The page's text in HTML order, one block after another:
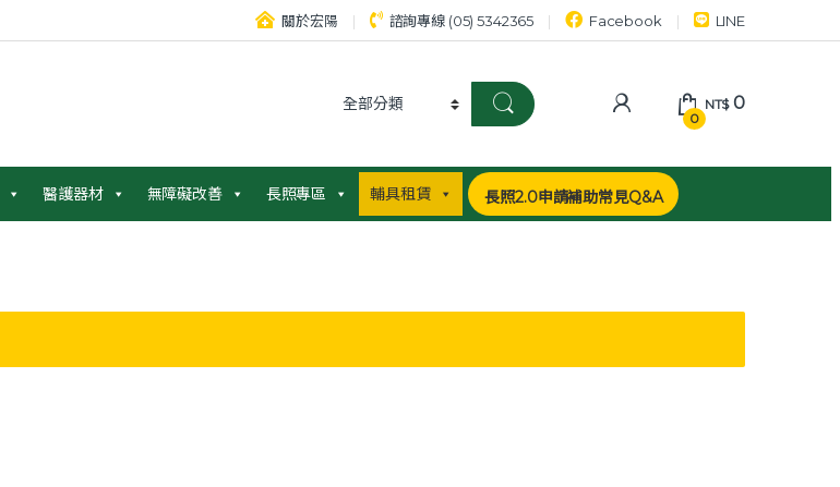
關於宏陽 諮詢專線 (05) 5342365 Facebook LINE
0
NT$0
醫護器材 無障礙改善 長照專區 輔具租賃 長照2.0申請補助常見Q&A